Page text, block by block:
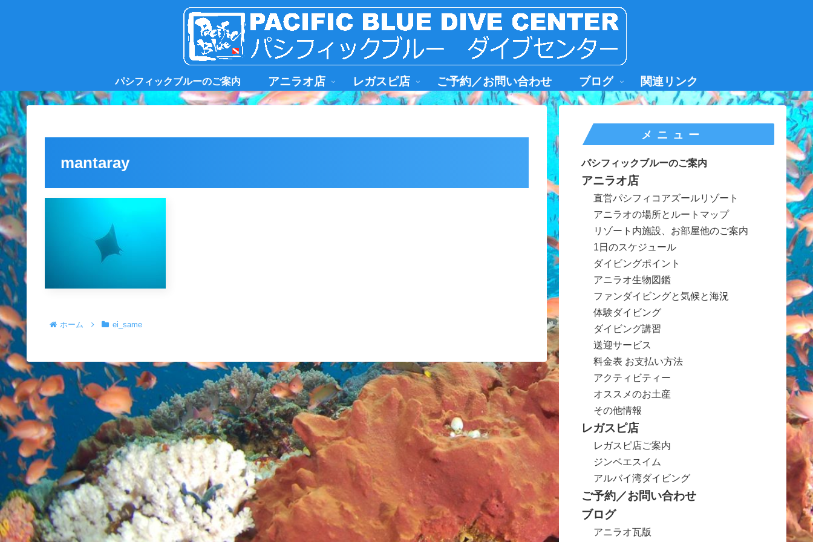
パシフィックブルーのご案内 アニラオ店 レガスピ店 ご予約／お問い合わせ ブログ 関連リンク
mantaray
ホーム ei_same
メニュー
パシフィックブルーのご案内
アニラオ店
直営パシフィコアズールリゾート
アニラオの場所とルートマップ
リゾート内施設、お部屋他のご案内
1日のスケジュール
ダイビングポイント
アニラオ生物図鑑
ファンダイビングと気候と海況
体験ダイビング
ダイビング講習
送迎サービス
料金表 お支払い方法
アクティビティー
オススメのお土産
その他情報
レガスピ店
レガスピ店ご案内
ジンベエスイム
アルバイ湾ダイビング
ご予約／お問い合わせ
ブログ
アニラオ瓦版